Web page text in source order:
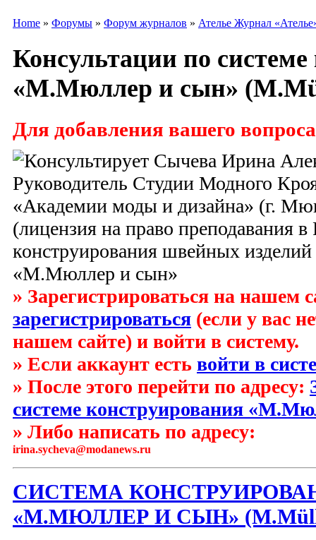
Home » Форумы » Форум журналов » Ателье Журнал
Консультации по системе
«М.Мюллер и сын»
Для добавления вашего
» Зарегистрироваться на нашем
зарегистрироваться (если у вас
нашем сайте) и войти в систему.
» Если аккаунт есть войти в
» После этого перейти по адресу:
системе конструирования
» Либо написать по адресу:
irina.sycheva@modanews.ru
СИСТЕМА
«М.МЮЛЛЕР И СЫН»